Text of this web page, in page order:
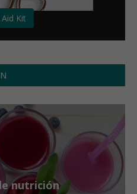
Kit
nutrición